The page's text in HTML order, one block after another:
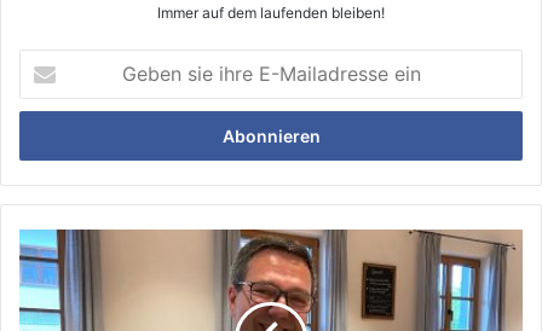
Immer auf dem laufenden bleiben!
sie
ihre
Mailadresse
ein
Erstrebenswert
in
den
60igern